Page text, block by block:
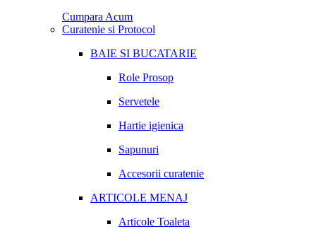
Cumpara Acum
Curatenie si Protocol
BAIE SI BUCATARIE
Role Prosop
Servetele
Hartie igienica
Sapunuri
Accesorii curatenie
ARTICOLE MENAJ
Articole Toaleta